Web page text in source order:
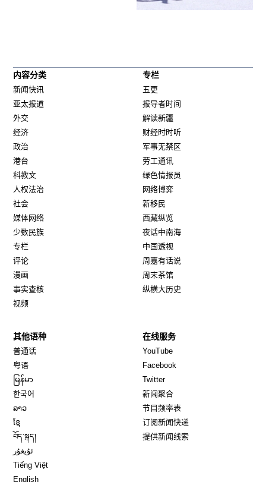
内容分类
新闻快讯
亚太报道
外交
经济
政治
港台
科教文
人权法治
社会
媒体网络
少数民族
专栏
评论
漫画
事实查核
视频
专栏
五更
报导者时间
解读新疆
财经时时听
军事无禁区
劳工通讯
绿色情报员
网络博弈
新移民
西藏纵览
夜话中南海
中国透视
周嘉有话说
周末茶馆
纵横大历史
其他语种
普通话
粤语
မြန်မာ
한국어
ລາວ
ខ្មែ
བོད་སྐད།
ئۇيغۇر
Tiếng Việt
English
在线服务
YouTube
Facebook
TwitterOpens in new window
新闻聚合
节目频率表
订阅新闻快递
提供新闻线索